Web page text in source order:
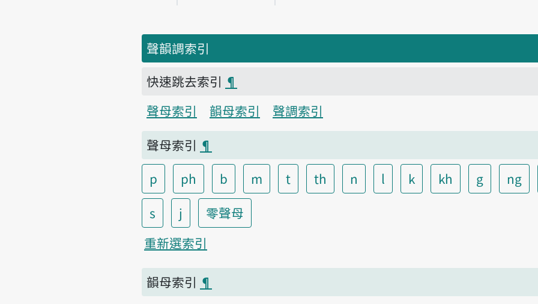
聲韻調索引
快速跳去索引 ¶
聲母索引
韻母索引
聲調索引
聲母索引 ¶
p
ph b m t th n l k kh g ng
s
j
零聲母
重新選索引
韻母索引 ¶